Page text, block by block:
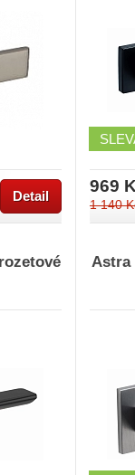
Detail
969
1 140
Astra